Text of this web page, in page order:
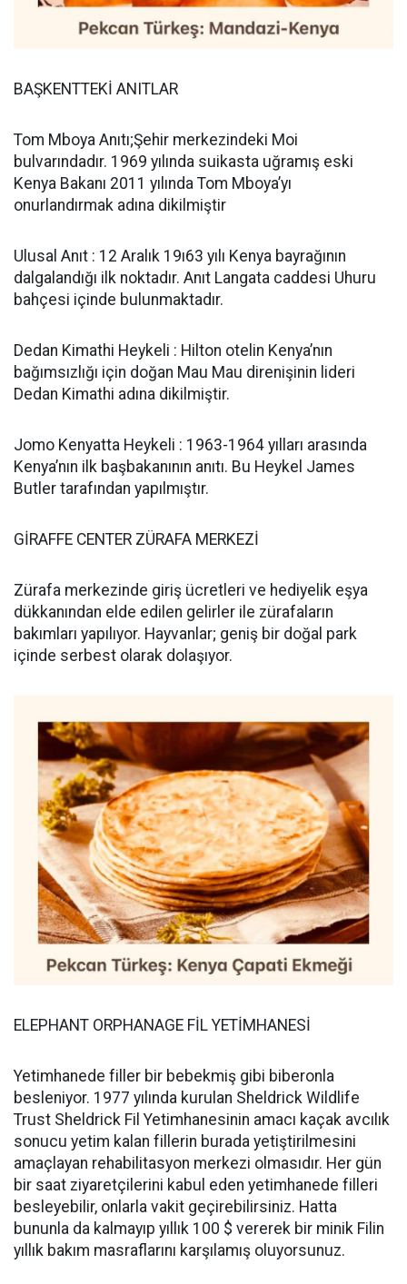
BAŞKENTTEKİ ANITLAR
Tom Mboya Anıtı;Şehir merkezindeki Moi
bulvarındadır. 1969 yılında suikasta uğramış eski
Kenya Bakanı 2011 yılında Tom Mboya’yı
onurlandırmak adına dikilmiştir
Ulusal Anıt : 12 Aralık 19ı63 yılı Kenya bayrağının
dalgalandığı ilk noktadır. Anıt Langata caddesi Uhuru
bahçesi içinde bulunmaktadır.
Dedan Kimathi Heykeli : Hilton otelin Kenya’nın
bağımsızlığı için doğan Mau Mau direnişinin lideri
Dedan Kimathi adına dikilmiştir.
Jomo Kenyatta Heykeli : 1963-1964 yılları arasında
Kenya’nın ilk başbakanının anıtı. Bu Heykel James
Butler tarafından yapılmıştır.
GİRAFFE CENTER ZÜRAFA MERKEZİ
Zürafa merkezinde giriş ücretleri ve hediyelik eşya
dükkanından elde edilen gelirler ile zürafaların
bakımları yapılıyor. Hayvanlar; geniş bir doğal park
içinde serbest olarak dolaşıyor.
ELEPHANT ORPHANAGE FİL YETİMHANESİ
Yetimhanede filler bir bebekmiş gibi biberonla
besleniyor. 1977 yılında kurulan Sheldrick Wildlife
Trust Sheldrick Fil Yetimhanesinin amacı kaçak avcılık
sonucu yetim kalan fillerin burada yetiştirilmesini
amaçlayan rehabilitasyon merkezi olmasıdır. Her gün
bir saat ziyaretçilerini kabul eden yetimhanede filleri
besleyebilir, onlarla vakit geçirebilirsiniz. Hatta
bununla da kalmayıp yıllık 100 $ vererek bir minik Filin
yıllık bakım masraflarını karşılamış oluyorsunuz.